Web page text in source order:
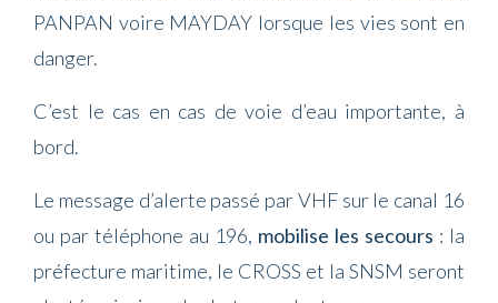
PANPAN voire MAYDAY lorsque les vies sont en
danger.
C’est le cas en cas de voie d’eau importante, à
bord.
Le message d’alerte passé par VHF sur le canal 16
ou par téléphone au 196, mobilise les secours : la
préfecture maritime, le CROSS et la SNSM seront